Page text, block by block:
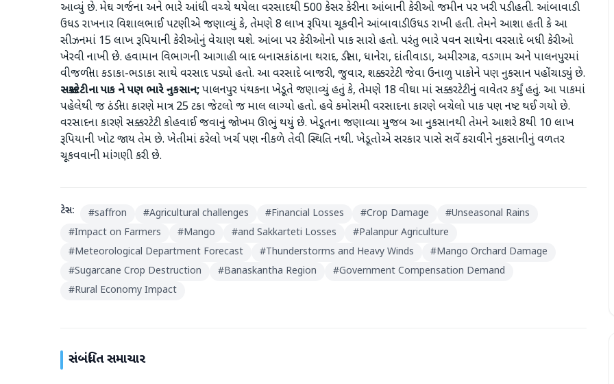
આવ્યું છે. મેઘ ગર્જના અને ભારે આંધી વચ્ચે થયેલા વરસાદથી 500 કેસર કેરીના આંબાની કેરીઓ જમીન પર ખરી પડી હતી. આંબાવાડી
ઉધડ રાખનાર વિશાલભાઈ પટણીએ જણાવ્યું કે, તેમણે 8 લાખ રૂપિયા ચૂકવીને આંબાવાડી ઉધડ રાખી હતી. તેમને આશા હતી કે આ
સીઝનમાં 15 લાખ રૂપિયાની કેરીઓનું વેચાણ થશે. આંબા પર કેરીઓનો પાક સારો હતો. પરંતુ ભારે પવન સાથેના વરસાદે બધી કેરીઓ
ખેરવી નાખી છે. હવામાન વિભાગની આગાહી બાદ બનાસકાંઠાના થરાદ, ડીસા, ધાનેરા, દાંતીવાડા, અમીરગઢ, વડગામ અને પાલનપુરમાં
વીજળીના કડાકા-ભડાકા સાથે વરસાદ પડ્યો હતો. આ વરસાદે બાજરી, જુવાર, શક્કરટેટી જેવા ઉનાળુ પાકોને પણ નુકસાન પહોંચાડ્યું છે.
સક્કરટેટીના પાક ને પણ ભારે નુકસાન;પાલનપુર પંથકના ખેડૂતે જણાવ્યું હતું કે, તેમણે 18 વીઘા માં સક્કરટેટીનું વાવેતર કર્યું હતું. આ પાકમાં
પહેલેથી જ ઠંડીના કારણે માત્ર 25 ટકા જેટલો જ માલ લાગ્યો હતો. હવે કમોસમી વરસાદના કારણે બચેલો પાક પણ નષ્ટ થઈ ગયો છે.
વરસાદના કારણે સક્કરટેટી કોહવાઈ જવાનું જોખમ ઊભું થયું છે. ખેડૂતના જણાવ્યા મુજબ આ નુકસાનથી તેમને આશરે 8થી 10 લાખ
રૂપિયાની ખોટ જાય તેમ છે. ખેતીમાં કરેલો ખર્ચ પણ નીકળે તેવી સ્થિતિ નથી. ખેડૂતોએ સરકાર પાસે સર્વે કરાવીને નુકસાનીનું વળતર
ચૂકવવાની માંગણી કરી છે.
ટેગ્સ: #saffron #Agricultural challenges #Financial Losses #Crop Damage #Unseasonal Rains
#Impact on Farmers #Mango #and Sakkarteti Losses #Palanpur Agriculture
#Meteorological Department Forecast #Thunderstorms and Heavy Winds #Mango Orchard Damage
#Sugarcane Crop Destruction #Banaskantha Region #Government Compensation Demand
#Rural Economy Impact
સંબંધિત સમાચાર